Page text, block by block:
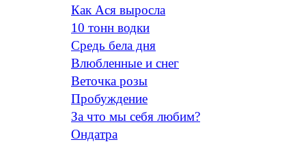
Как Ася выросла
10 тонн водки
Средь бела дня
Влюбленные и снег
Веточка розы
Пробуждение
За что мы себя любим?
Ондатра